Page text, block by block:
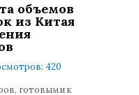
объемов
из Китая
420
готовыми к